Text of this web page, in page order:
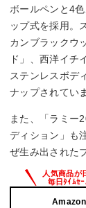
ボールペンと4
ップ式を採用。
カンブラックウ
ド」、西洋イチ
ステンレスボデ
ナップされてい
また、「ラミー
ディション」も
ぜ生み出された